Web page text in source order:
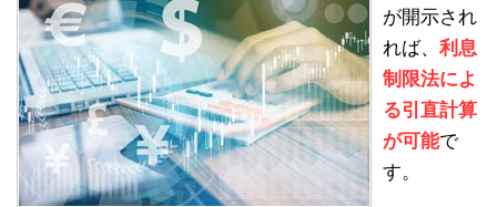
が開示され
れば、 利息
制限法によ
る引直計算
が可能で
す。